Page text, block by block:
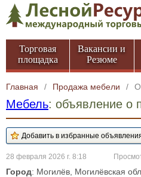
Торговая
площадка
Вакансии и
Резюме
Главная / Продажа мебели /
Мебель: объявление о
28 февраля 2026 г. 8:18
Город: Могилёв, Могилёвская